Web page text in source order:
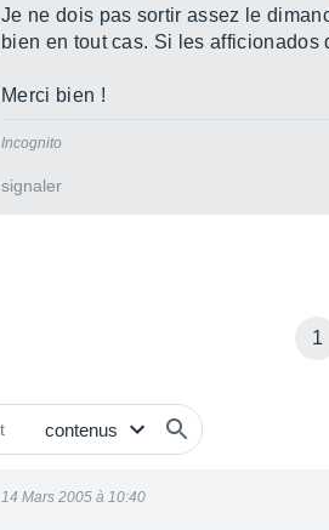
Je ne dois pas sortir assez le
bien en tout cas. Si les
Merci bien !
Incognito
signaler
1
14 Mars 2005 à 10:40